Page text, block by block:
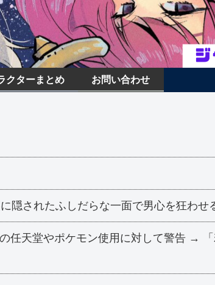
クターまとめ お問い合わせ
隠されたふしだらな一面で男心を狂わ
任天堂やポケモン使用に対して警告 →